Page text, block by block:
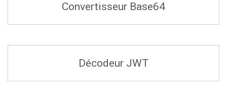
Convertisseur Base64
Décodeur JWT